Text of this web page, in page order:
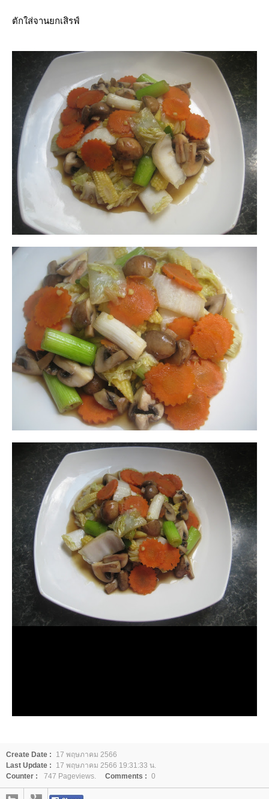
ตักใส่จานยกเสิรฟ์
Create Date :
17 พฤษภาคม 2566
Last Update :
17 พฤษภาคม 2566 19:31:33 น.
Counter :
747 Pageviews. Comments : 0